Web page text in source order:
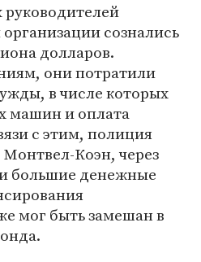
руководителей
сознались
долларов.
они потратили
в числе которых
машин и оплата
с этим, полиция
Монтвел-Коэн, через
большие денежные
мог быть замешан в